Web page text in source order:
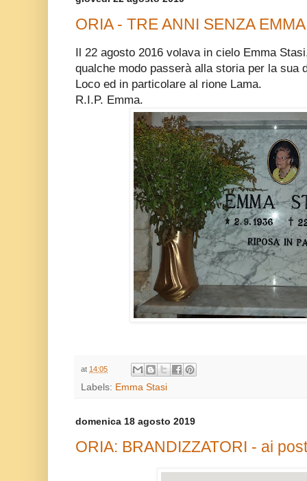
ORIA - TRE ANNI SENZA
Il 22 agosto 2016 volava in cielo Emma
qualche modo passerà alla storia per la sua
Loco ed in particolare al rione Lama.
R.I.P. Emma.
at 14:05
Labels: Emma Stasi
domenica 18 agosto 2019
ORIA: BRANDIZZATORI - ai